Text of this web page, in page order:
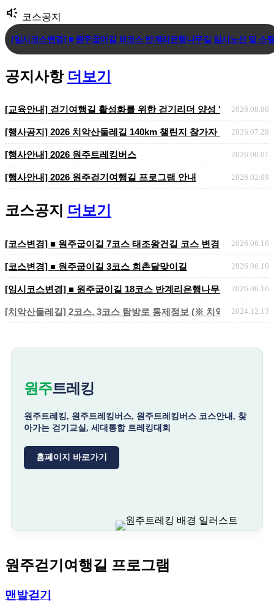
brand_awareness 코스공지
[임시코스변경] ■ 원주굽이길 18코스 반계리은행나무길 임시노선 및 스
[코스변경] ■ 원주굽이길 7코스 태조왕건길 코스 변경 안내
[코스변경] ■ 원주굽이길 3코스 회촌달맞이길
공지사항 더보기
[교육안내] 걷기여행길 활성화를 위한 걷기리더 양성 "걷기지도
2026.08.06
​​​​​​​[행사공지] 2026 치악산둘레길 140km 챌린지 참가자 .. 2026.07.28
[행사안내] 2026 원주트레킹버스 2026.06.01
[행사안내] 2026 원주걷기여행길 프로그램 안내 2026.02.09
코스공지 더보기
[코스변경] ■ 원주굽이길 7코스 태조왕건길 코스 변경 안내2026.06.16
[코스변경] ■ 원주굽이길 3코스 회촌달맞이길 2026.06.16
[임시코스변경] ■ 원주굽이길 18코스 반계리은행나무길 임시노선
2026.06.16
[치악산둘레길] 2코스, 3코스 탐방로 통제정보 (※ 치악산국립공원
2024.12.13
원주트레킹
원주트레킹, 원주트레킹버스, 원주트레킹버스 코스안내, 찾
아가는 걷기교실, 세대통합 트레킹대회
홈페이지 바로가기
원주걷기여행길 프로그램
맨발걷기